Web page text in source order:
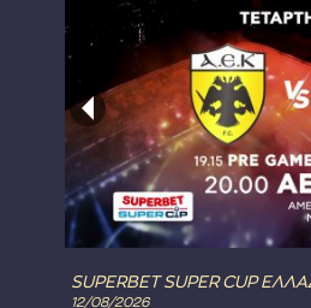
SUPERBET SUPER CUP
12/08/2026